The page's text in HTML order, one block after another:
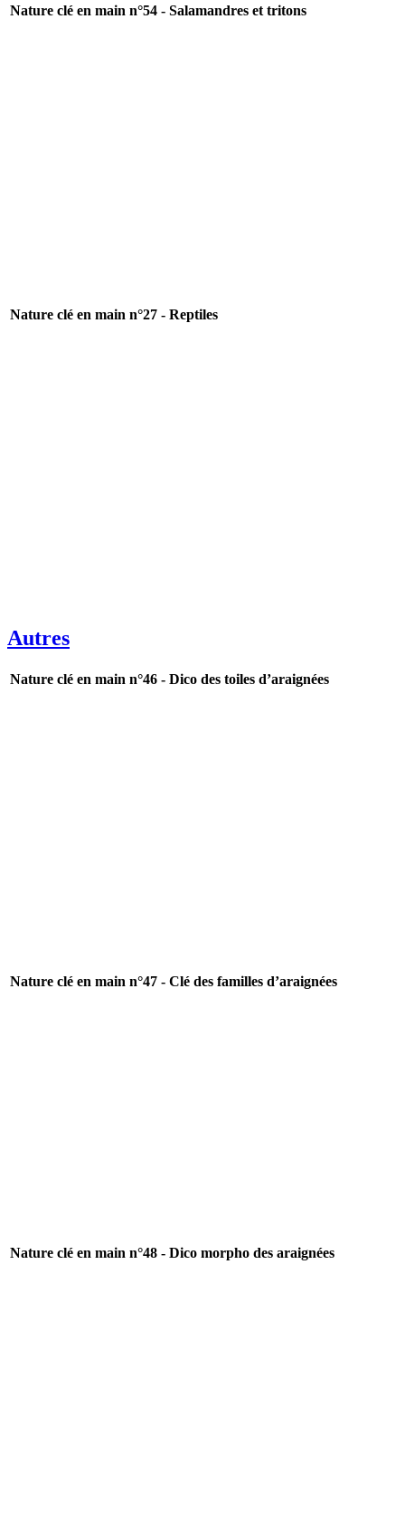
Nature clé en main n°54 - Salamandres et tritons
Nature clé en main n°27 - Reptiles
Autres
Nature clé en main n°46 - Dico des toiles d’araignées
Nature clé en main n°47 - Clé des familles d’araignées
Nature clé en main n°48 - Dico morpho des araignées